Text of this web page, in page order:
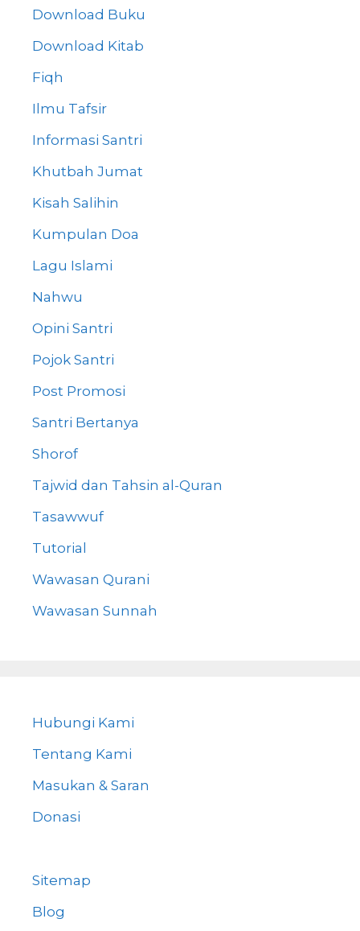
Download Buku
Download Kitab
Fiqh
Ilmu Tafsir
Informasi Santri
Khutbah Jumat
Kisah Salihin
Kumpulan Doa
Lagu Islami
Nahwu
Opini Santri
Pojok Santri
Post Promosi
Santri Bertanya
Shorof
Tajwid dan Tahsin al-Quran
Tasawwuf
Tutorial
Wawasan Qurani
Wawasan Sunnah
Hubungi Kami
Tentang Kami
Masukan & Saran
Donasi
Sitemap
Blog